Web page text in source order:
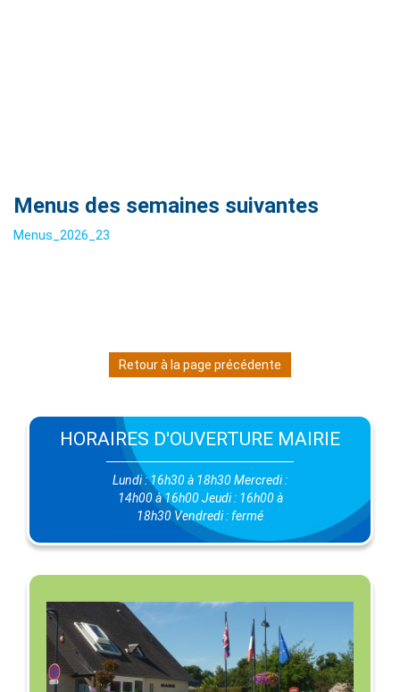
Menus des semaines suivantes
Menus_2026_23
Retour à la page précédente
HORAIRES D'OUVERTURE MAIRIE
Lundi : 16h30 à 18h30 Mercredi :
14h00 à 16h00 Jeudi : 16h00 à
18h30 Vendredi : fermé